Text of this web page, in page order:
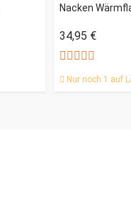
Nacken
34,95 €
Nur noch 1 auf